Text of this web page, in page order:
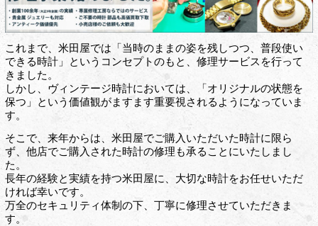
これまで、米田屋では「当時のままの姿を残しつつ、普段使い
できる時計」というコンセプトのもと、修理サービスを行って
きました。
しかし、ヴィンテージ時計においては、「オリジナルの状態を
保つ」という価値観がますます重要視されるようになっていま
す。
そこで、来年からは、米田屋でご購入いただいた時計に限ら
ず、他店でご購入された時計の修理も承ることにいたしまし
た。
長年の経験と実績を持つ米田屋に、大切な時計をお任せいただ
ければ幸いです。
万全のセキュリティ体制の下、丁寧に修理させていただきま
す。